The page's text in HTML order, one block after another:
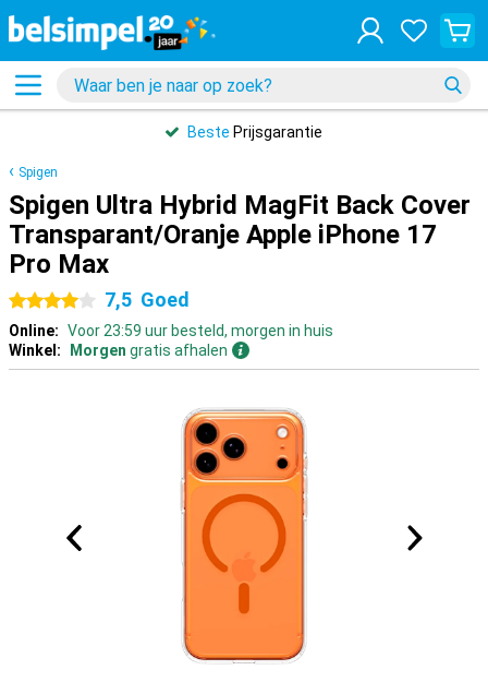
Beste Prijsgarantie
Spigen
Spigen Ultra Hybrid MagFit Back Cover
Transparant/Oranje Apple iPhone 17
Pro Max
4 sterren7,5 Goed
Online: Voor 23:59 uur besteld, morgen in huis
Winkel:
Morgen gratis afhalen